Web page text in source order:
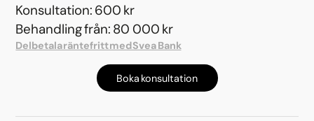
Konsultation: 600 kr
Behandling från: 80 000 kr
Delbetala räntefritt med Svea Bank
Boka konsultation